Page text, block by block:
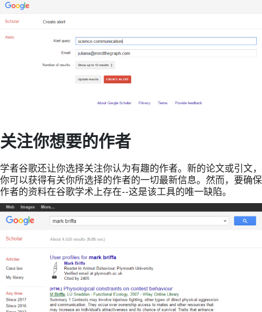
关注你想要的作者
学者谷歌还让你选择关注你认为有趣的作者。新的论文或引文，
你可以获得有关你所选择的作者的一切最新信息。然而，要确保
作者的资料在谷歌学术上存在--这是该工具的唯一缺陷。